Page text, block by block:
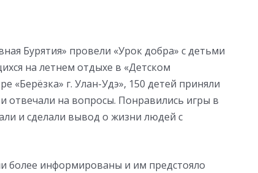
Бурятия» провели «Урок добра» с детьми
на летнем отдыхе в «Детском
«Берёзка» г. Улан-Удэ», 150 детей приняли
отвечали на вопросы. Понравились игры в
и сделали вывод о жизни людей с
более информированы и им предстояло